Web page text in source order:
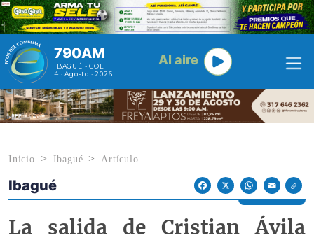
Pasar al contenido principal
790AM
IBAGUÉ - COL
4 · Agosto · 2026
Al aire
Inicio Ibagué Artículo
Econoticias y Eventos
Ibagué
FacebookX WhatsAppEmail
La salida de Cristian Ávila